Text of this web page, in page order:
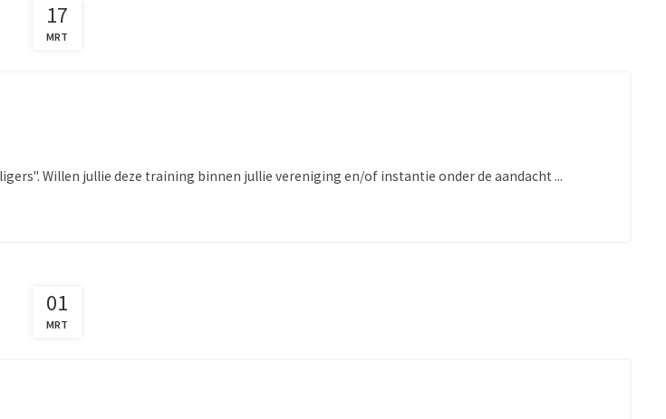
17
MRT
Willen jullie deze training binnen jullie vereniging en/of instantie onder de aandacht ...
01
MRT